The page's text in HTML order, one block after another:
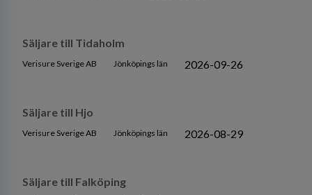
Säljare till Tidaholm
Verisure Sverige AB Jönköpings län 2026-09-26
Säljare till Hjo
Verisure Sverige AB Jönköpings län 2026-08-29
Säljare till Falköping